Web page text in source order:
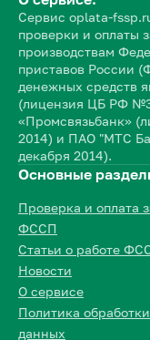
Сервис oplata-
проверки и оплаты
производствам
приставов России
денежных средств
(лицензия ЦБ РФ
«Промсвязьбанк»
2014) и ПАО "МТС
декабря 2014).
Основные
Проверка и оплата
ФССП
Статьи о работе
Новости
О сервисе
Политика
данных